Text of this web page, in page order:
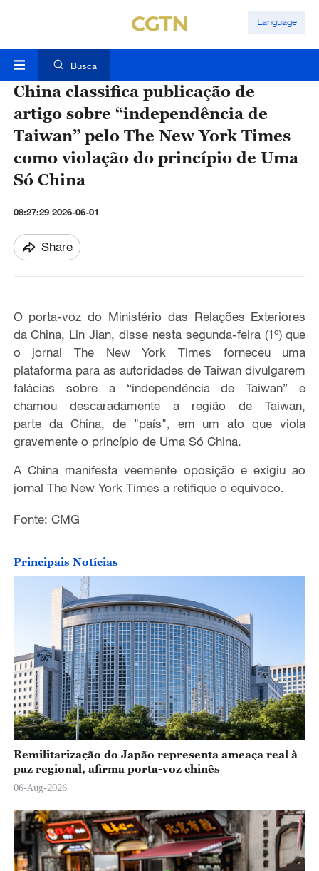
Language
Busca
China classifica publicação de
artigo sobre “independência de
Taiwan” pelo The New York Times
como violação do princípio de Uma
Só China
08:27:29 2026-06-01
Share
O porta-voz do Ministério das Relações Exteriores
da China, Lin Jian, disse nesta segunda-feira (1º) que
o jornal The New York Times forneceu uma
plataforma para as autoridades de Taiwan divulgarem
falácias sobre a “independência de Taiwan” e
chamoudescaradamente a região de Taiwan,
parteda China, de "país", em umato que viola
gravemente o princípio de Uma Só China.
A China manifesta veemente oposição e exigiu ao
jornal The New York Times a retifique o equívoco.
Fonte: CMG
Principais Notícias
Remilitarização do Japão representa ameaça real à
paz regional, afirma porta-voz chinês
06-Aug-2026